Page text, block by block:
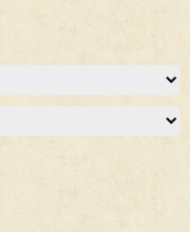
controversatele